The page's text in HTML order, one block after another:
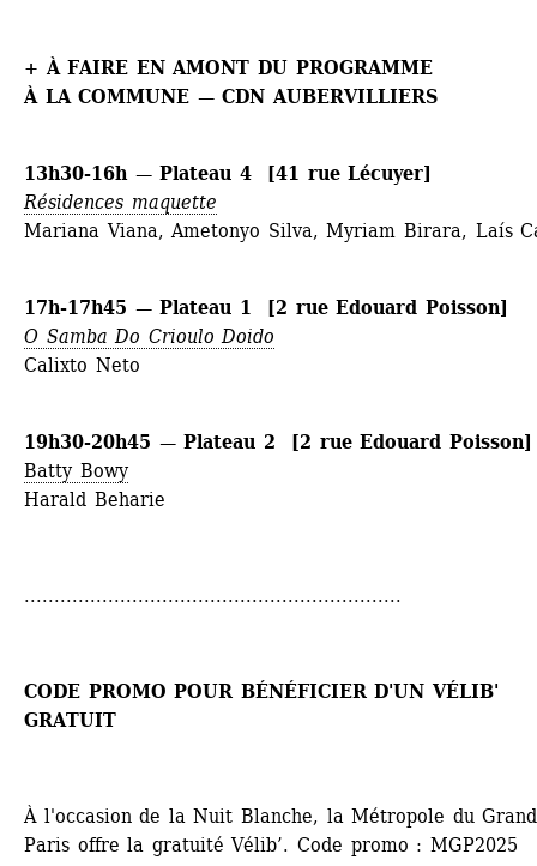
+ À FAIRE EN AMONT DU PROGRAMME
À LA COMMUNE —CDN AUBERVILLIERS
13h30-16h — Plateau 4 [41 rue Lécuyer]
Résidences maquette
Mariana Viana, Ametonyo Silva, Myriam Birara, Laís
17h-17h45 — Plateau 1 [2 rue Edouard Poisson]
O Samba Do Crioulo Doido
Calixto Neto
19h30-20h45 — Plateau 2 [2 rue Edouard Poisson]
Batty Bowy
Harald Beharie
...............................................................
CODE PROMO POUR BÉNÉFICIER D'UN VÉLIB'
GRATUIT
À l'occasion de la Nuit Blanche, la Métropole du Grand
Paris offre la gratuité Vélib’. Code promo : MGP2025